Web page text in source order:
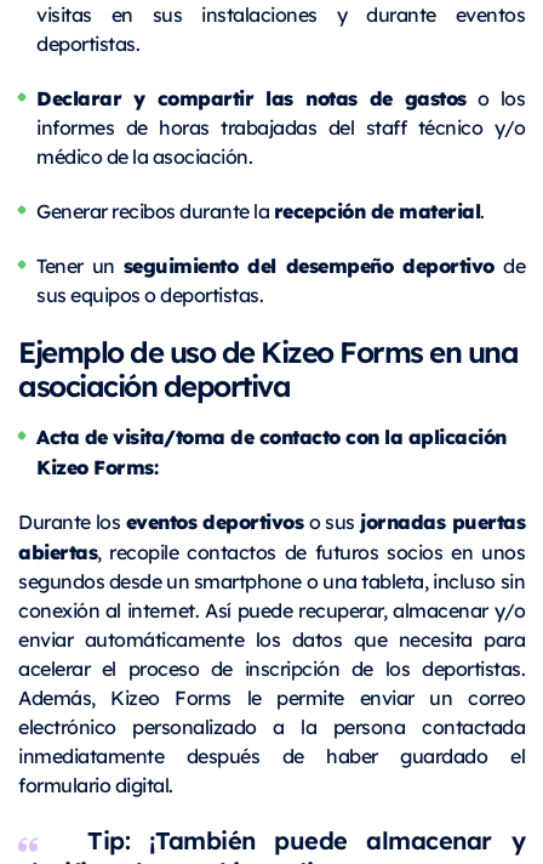
visitas en sus instalaciones y durante eventos
deportistas.
Declarar y compartir las notas de gastoso los
informes de horas trabajadas del staff técnico y/o
médico de la asociación.
Generar recibos durante la recepción de material.
Tener un seguimiento del desempeño deportivode
sus equipos o deportistas.
Ejemplo de uso de Kizeo Forms en una
asociación deportiva
Acta de visita/toma de contacto con la aplicación
Kizeo Forms:
Durante los eventos deportivoso sus jornadas puertas
abiertas, recopile contactos de futuros socios en unos
segundos desde un smartphone o una tableta, incluso sin
conexión al internet. Así puede recuperar, almacenar y/o
enviar automáticamente los datos que necesita para
acelerar el proceso de inscripción de los deportistas.
Además, Kizeo Forms le permite enviar un correo
electrónico personalizado a la persona contactada
inmediatamente después de haber guardado el
formulario digital.
Tip: ¡También puede almacenar y